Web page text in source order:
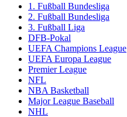
1. Fußball Bundesliga
2. Fußball Bundesliga
3. Fußball Liga
DFB-Pokal
UEFA Champions League
UEFA Europa League
Premier League
NFL
NBA Basketball
Major League Baseball
NHL